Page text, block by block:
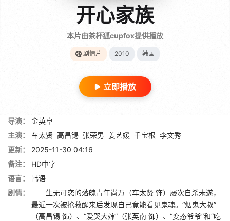
开心家族
本片由茶杯狐cupfox提供播放
剧情片 2010 韩国
立即播放
导演：
金英卓
主演：
车太贤 高昌锡 张荣男 姜艺媛 千宝根 李文秀
更新：
2025-11-30 04:16
备注：
HD中字
语言：
韩语
剧情：
生无可恋的落魄青年尚万（车太贤 饰）屡次自杀未遂，
最近一次被抢救醒来后发现自己竟能看见鬼魂。“烟鬼大叔”
（高昌锡 饰）、“爱哭大婶”（张英南 饰）、“变态爷爷”和“吃